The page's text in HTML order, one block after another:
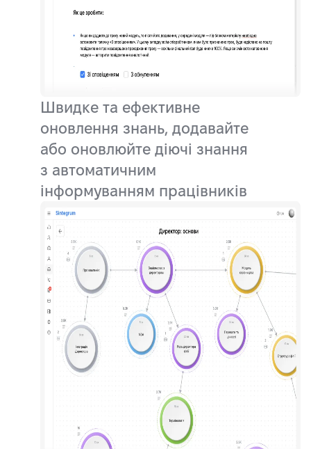
Швидке та ефективне
оновлення знань, додавайте
або оновлюйте діючі знання
з автоматичним
інформуванням працівників